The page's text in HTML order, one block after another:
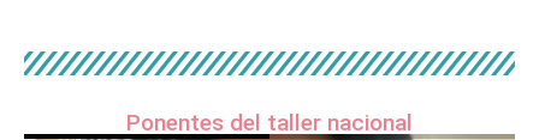
Ponentes del taller nacional